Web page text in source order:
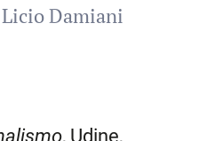
Licio Damiani
, Udine,